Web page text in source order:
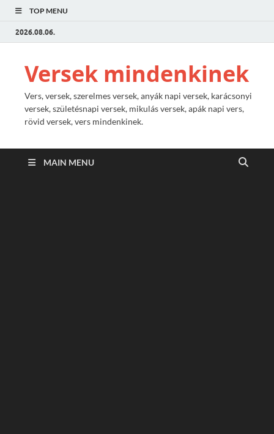
TOP MENU
2026.08.06.
Versek mindenkinek
Vers, versek, szerelmes versek, anyák napi versek, karácsonyi
versek, születésnapi versek, mikulás versek, apák napi vers,
rövid versek, vers mindenkinek.
MAIN MENU